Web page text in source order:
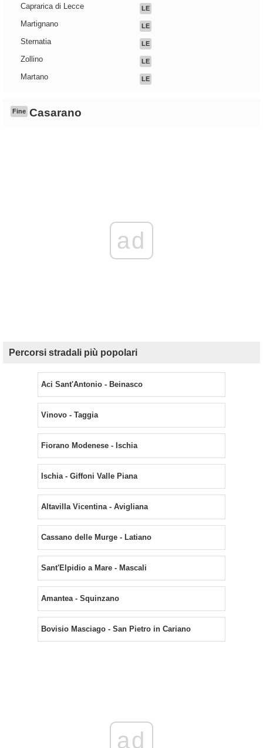
Caprarica di Lecce LE
Martignano LE
Sternatia LE
Zollino LE
Martano LE
Fine Casarano
ad
Percorsi stradali più popolari
Aci Sant'Antonio - Beinasco
Vinovo - Taggia
Fiorano Modenese - Ischia
Ischia - Giffoni Valle Piana
Altavilla Vicentina - Avigliana
Cassano delle Murge - Latiano
Sant'Elpidio a Mare - Mascali
Amantea - Squinzano
Bovisio Masciago - San Pietro in Cariano
ad